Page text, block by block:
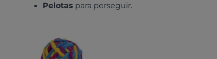
Pelotas para perseguir.